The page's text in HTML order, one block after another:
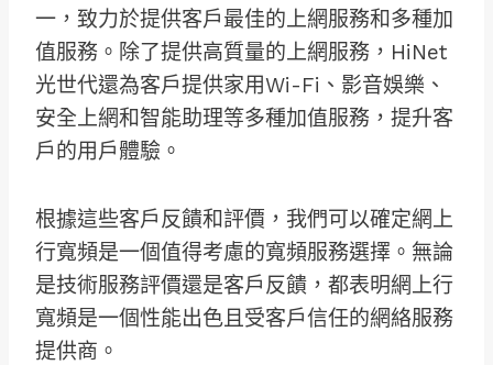
一，致力於提供客戶最佳的上網服務和多種加
值服務。除了提供高質量的上網服務，HiNet
光世代還為客戶提供家用Wi-Fi、影音娛樂、
安全上網和智能助理等多種加值服務，提升客
戶的用戶體驗。
根據這些客戶反饋和評價，我們可以確定網上
行寬頻是一個值得考慮的寬頻服務選擇。無論
是技術服務評價還是客戶反饋，都表明網上行
寬頻是一個性能出色且受客戶信任的網絡服務
提供商。